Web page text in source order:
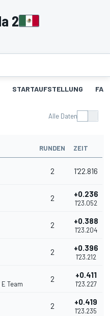
2
STARTAUFSTELLUNG
Alle Daten
RUNDEN ZEIT
2 1'22.816
2 +0.236
1'23.052
2 +0.388
1'23.204
2 +0.396
1'23.212
Team
2 +0.411
1'23.227
2 +0.419
1'23.235